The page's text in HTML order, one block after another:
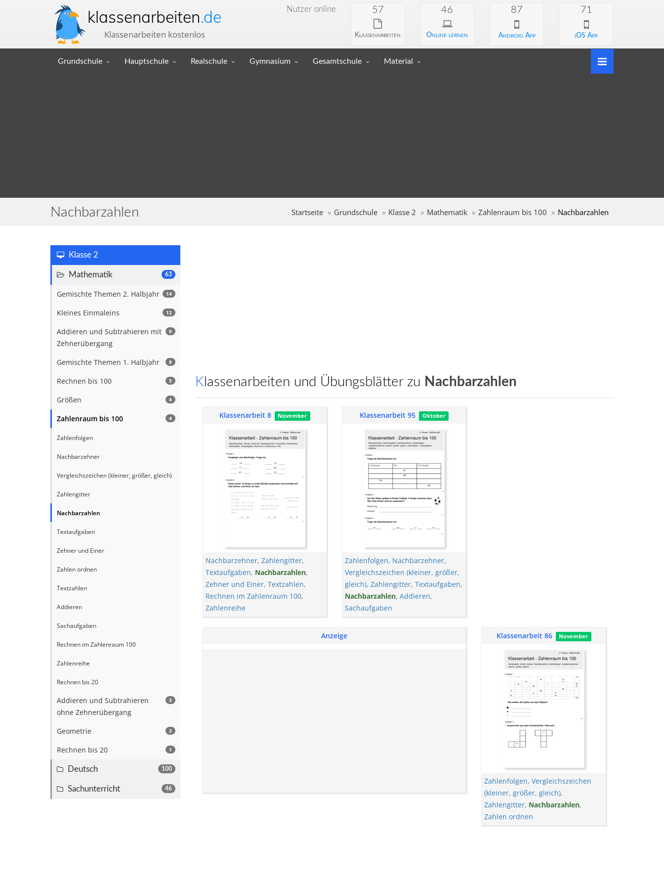
klassenarbeiten.de
Klassenarbeiten kostenlos
Nutzer online 57
Klassenarbeiten
46
Online lernen
87
Android App
71
iOS App
Grundschule Hauptschule Realschule Gymnasium Gesamtschule Material
Nachbarzahlen Startseite Grundschule Klasse 2 Mathematik Zahlenraum bis 100 Nachbarzahlen
Klasse 2
63
Mathematik
14
Gemischte Themen 2. Halbjahr
12
Kleines Einmaleins
9
Addieren und Subtrahieren mit
Zehnerübergang
8
Gemischte Themen 1. Halbjahr
5
Rechnen bis 100
4
Größen
4
Zahlenraum bis 100
Zahlenfolgen
Nachbarzehner
Vergleichszeichen (kleiner, größer, gleich)
Zahlengitter
Nachbarzahlen
Textaufgaben
Zehner und Einer
Zahlen ordnen
Textzahlen
Addieren
Sachaufgaben
Rechnen im Zahlenraum 100
Zahlenreihe
Rechnen bis 20
3
Addieren und Subtrahieren
ohne Zehnerübergang
3
Geometrie
1
Rechnen bis 20
100
Deutsch
46
Sachunterricht
Klassenarbeiten und Übungsblätter zu Nachbarzahlen
Klassenarbeit 8 November
Nachbarzehner, Zahlengitter,
Textaufgaben, Nachbarzahlen,
Zehner und Einer, Textzahlen,
Rechnen im Zahlenraum 100,
Zahlenreihe
Klassenarbeit 95 Oktober
Zahlenfolgen, Nachbarzehner,
Vergleichszeichen (kleiner, größer,
gleich), Zahlengitter, Textaufgaben,
Nachbarzahlen, Addieren,
Sachaufgaben
Anzeige Klassenarbeit 86 November
Zahlenfolgen,Vergleichszeichen
(kleiner, größer, gleich),
Zahlengitter, Nachbarzahlen,
Zahlen ordnen